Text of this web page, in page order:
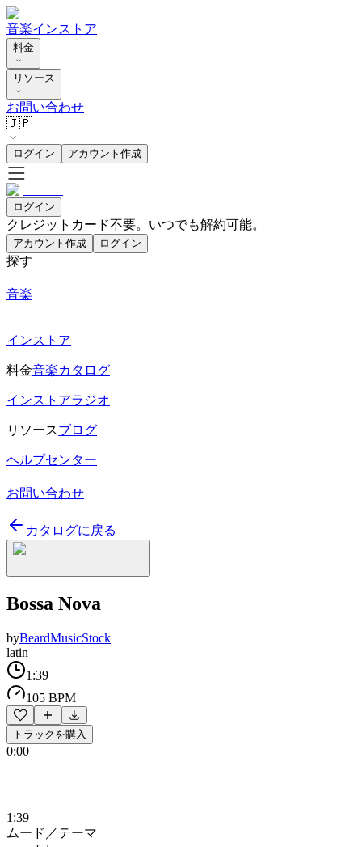
音楽インストア
料金
リソース
お問い合わせ
🇯🇵
ログイン アカウント作成
ログイン
クレジットカード不要。いつでも解約可能。
アカウント作成 ログイン
探す
音楽
インストア
料金音楽カタログ
インストアラジオ
リソースブログ
ヘルプセンター
お問い合わせ
カタログに戻る
Bossa Nova
byBeardMusicStock
latin
1:39
105 BPM
トラックを購入
0:00
1:39
ムード／テーマ